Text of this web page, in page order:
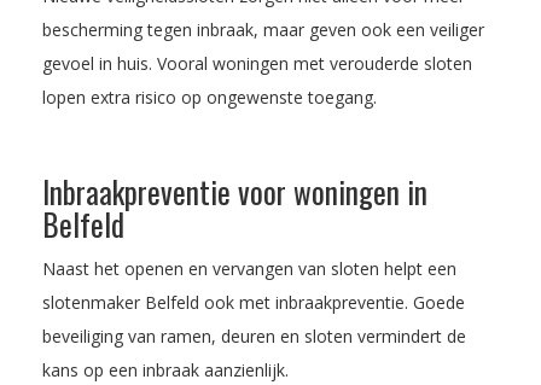
bescherming tegen inbraak, maar geven ook een veiliger
gevoel in huis. Vooral woningen met verouderde sloten
lopen extra risico op ongewenste toegang.
Inbraakpreventie voor woningen in
Belfeld
Naast het openen en vervangen van sloten helpt een
slotenmaker Belfeld ook met inbraakpreventie. Goede
beveiliging van ramen, deuren en sloten vermindert de
kans op een inbraak aanzienlijk.